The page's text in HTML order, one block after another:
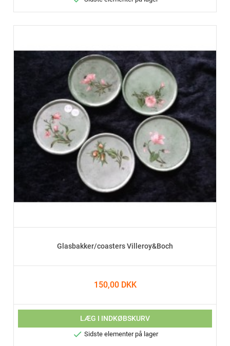
Glasbakker/coasters Villeroy&Boch
150,00 DKK
LÆG I INDKØBSKURV
 Sidste elementer på lager